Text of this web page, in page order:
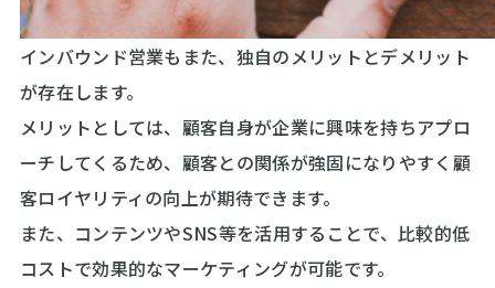
インバウンド営業もまた、独自のメリットとデメリット
が存在します。
メリットとしては、顧客自身が企業に興味を持ちアプロ
ーチしてくるため、顧客との関係が強固になりやすく顧
客ロイヤリティの向上が期待できます。
また、コンテンツやSNS等を活用することで、比較的低
コストで効果的なマーケティングが可能です。